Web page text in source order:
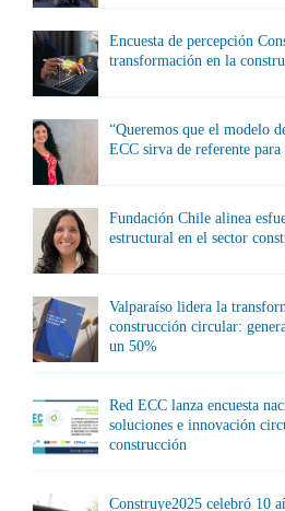
Encuesta de percepción
transformación en la
“Queremos que el modelo
ECC sirva de referente para
Fundación Chile alinea
estructural en el sector
Valparaíso lidera la
construcción circular:
un 50%
Red ECC lanza encuesta
soluciones e innovación
construcción
Construye2025 celebró 10